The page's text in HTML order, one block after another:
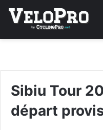
Sibiu Tour
départ